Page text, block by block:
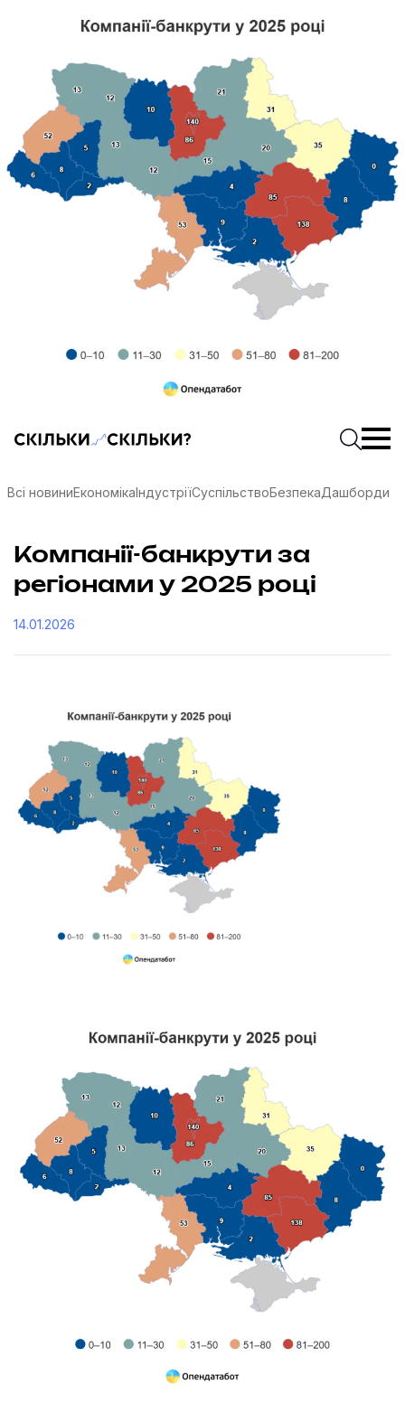
Скільки-скільки? — Медіа про суспільні даніПочати
Всі новиниЕкономікаІндустріїСуспільствоБезпекаДашборди
Компанії-банкрути за
регіонами у 2025 році
14.01.2026